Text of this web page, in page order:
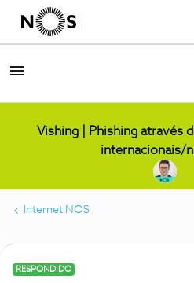
Vishing | Phishing através
internacionais/
Internet NOS
RESPONDIDO